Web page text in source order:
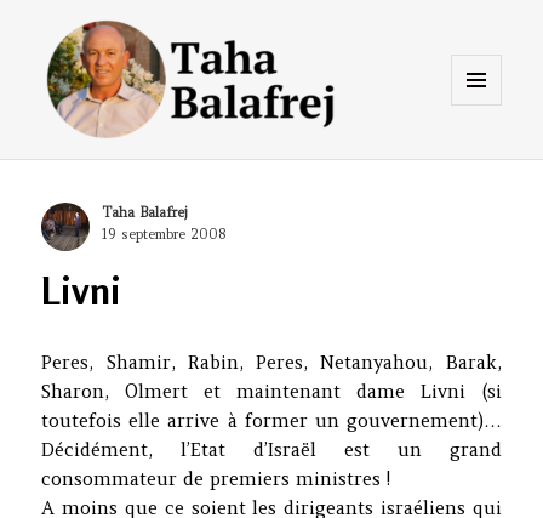
Taha Balafrej Blog
Author
Taha Balafrej
Posted
19 septembre 2008
Livni
Peres, Shamir, Rabin, Peres, Netanyahou, Barak,
Sharon, Olmert et maintenant dame Livni (si
toutefois elle arrive à former un gouvernement)…
Décidément, l’Etat d’Israël est un grand
consommateur de premiers ministres !
A moins que ce soient les dirigeants israéliens qui